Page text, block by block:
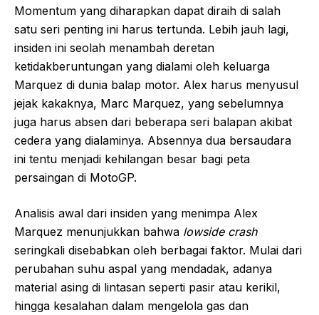
Momentum yang diharapkan dapat diraih di salah
satu seri penting ini harus tertunda. Lebih jauh lagi,
insiden ini seolah menambah deretan
ketidakberuntungan yang dialami oleh keluarga
Marquez di dunia balap motor. Alex harus menyusul
jejak kakaknya, Marc Marquez, yang sebelumnya
juga harus absen dari beberapa seri balapan akibat
cedera yang dialaminya. Absennya dua bersaudara
ini tentu menjadi kehilangan besar bagi peta
persaingan di MotoGP.
Analisis awal dari insiden yang menimpa Alex
Marquez menunjukkan bahwa lowside crash
seringkali disebabkan oleh berbagai faktor. Mulai dari
perubahan suhu aspal yang mendadak, adanya
material asing di lintasan seperti pasir atau kerikil,
hingga kesalahan dalam mengelola gas dan